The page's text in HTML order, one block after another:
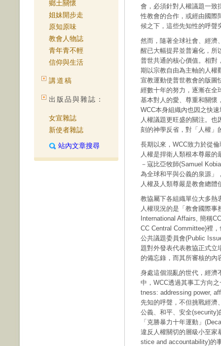
鄉土關懷
姐妹開步走
原知原味
教會人物誌
青年青不輕
信仰與生活
講道稿
出版品與雜誌：
女宣雜誌
新使者雜誌
站內文章搜尋
會，必須針對人權議題一致
性教會的合作，或經由國際
候之下，這些先知性的呼聲
然而，隨著全球社會、經濟
醒已大幅提昇並普遍化，所
普世共通的核心價值。相對
期以宗教自由為主軸的人權
宣教運動使普世教會的版圖
經數十年的努力，逐漸在全
基本對人的愛、尊重和關懷
WCC本身組織內也因之快
人權議題更旺盛的關注。也
刻的神學反省，對「人權」
長期以來，WCC致力於從
人權是捍衛人類根本尊嚴的
－寇比亞牧師(Samuel
為全球和平與公義的泉源」
人權及人類尊嚴是教會總體
教協屬下各組織單位大多熱
人權現況的是「教會國際
International Affairs, 簡稱
CC Central Committee)裡
公共議題委員會(Public
題對外發表代表教協正式立
的備忘錄，而其所審核的內
身處這個混亂的世代，經濟
中，WCC透過其事工方向
tness: addressing power,
先知的呼聲，不但挑戰經濟
公義、和平、安全(security)
「克勝暴力十年運動」
違反人權關切的層級小至家
stice and accountability)的